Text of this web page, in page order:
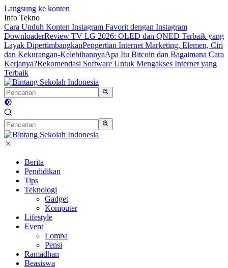
Langsung ke konten
Info Tekno
Cara Unduh Konten Instagram Favorit dengan Instagram
DownloaderReview TV LG 2026: OLED dan QNED Terbaik yang
Layak DipertimbangkanPengertian Internet Marketing, Elemen, Ciri
dan Kekurangan-KelebihannyaApa Itu Bitcoin dan Bagaimana Cara
Kerjanya?Rekomendasi Software Untuk Mengakses Internet yang
Terbaik
Berita
Pendidikan
Tips
Teknologi
Gadget
Komputer
Lifestyle
Event
Lomba
Pensi
Ramadhan
Beasiswa